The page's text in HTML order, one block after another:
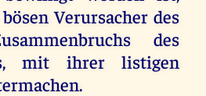
Verursacher des
des
mit ihrer listigen